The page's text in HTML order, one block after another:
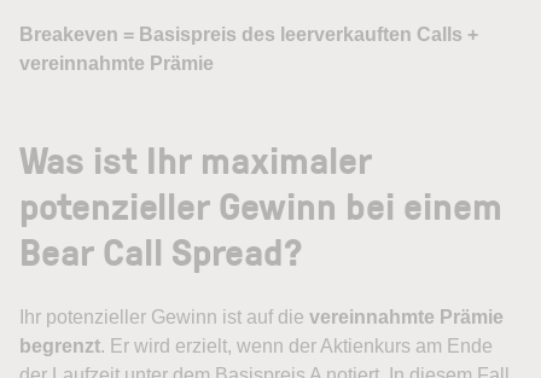
Breakeven = Basispreis des leerverkauften Calls +
vereinnahmte Prämie
Was ist Ihr maximaler
potenzieller Gewinn bei einem
Bear Call Spread?
Ihr potenzieller Gewinn ist auf die vereinnahmte Prämie
begrenzt. Er wird erzielt, wenn der Aktienkurs am Ende